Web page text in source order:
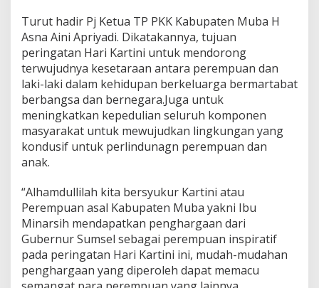
n
h
a
r
g
a
a
n
D
a
u
b
e
r
n
u
r
Turut hadir Pj Ketua TP PKK Kabupaten Muba H
Asna Aini Apriyadi. Dikatakannya, tujuan
peringatan Hari Kartini untuk mendorong
terwujudnya kesetaraan antara perempuan dan
laki-laki dalam kehidupan berkeluarga bermartabat
berbangsa dan bernegara.Juga untuk
meningkatkan kepedulian seluruh komponen
masyarakat untuk mewujudkan lingkungan yang
kondusif untuk perlindunagn perempuan dan
anak.
“Alhamdullilah kita bersyukur Kartini atau
Perempuan asal Kabupaten Muba yakni Ibu
Minarsih mendapatkan penghargaan dari
Gubernur Sumsel sebagai perempuan inspiratif
pada peringatan Hari Kartini ini, mudah-mudahan
penghargaan yang diperoleh dapat memacu